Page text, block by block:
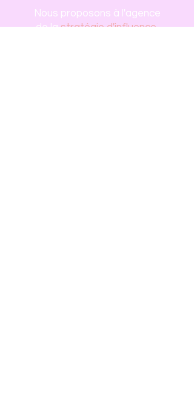
Nous proposons à l'agence
de lastratégie d'influence,